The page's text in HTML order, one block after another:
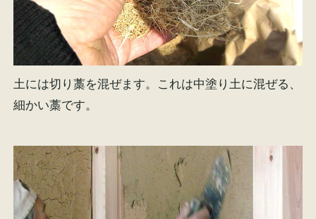
土には切り藁を混ぜます。これは中塗り土に混ぜる、
細かい藁です。